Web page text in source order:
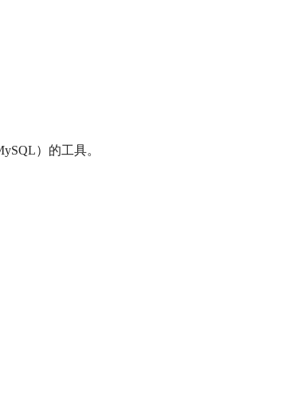
）的工具。